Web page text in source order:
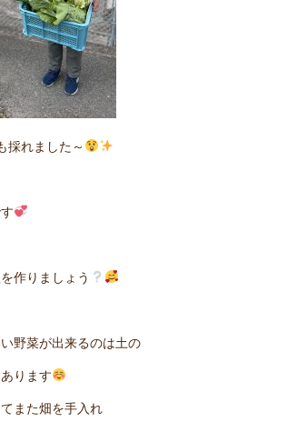
採れました～
作りましょう
野菜が出来るのは土の
ります
また畑を手入れ